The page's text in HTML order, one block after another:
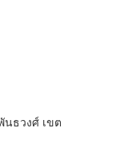
ธวงศ์ เขต